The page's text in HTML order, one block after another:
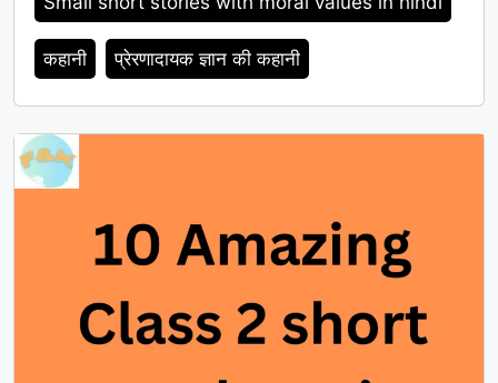
कहानी प्रेरणादायक ज्ञान की कहानी